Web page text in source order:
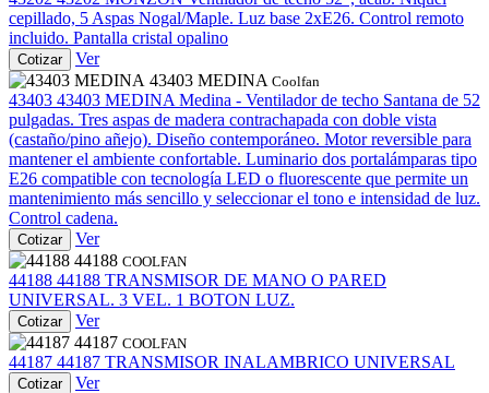
cepillado, 5 Aspas Nogal/Maple. Luz base 2xE26. Control remoto
incluido. Pantalla cristal opalino
Cotizar
Ver
43403 MEDINA Coolfan
43403 43403 MEDINA Medina - Ventilador de techo Santana de 52
pulgadas. Tres aspas de madera contrachapada con doble vista
(castaño/pino añejo). Diseño contemporáneo. Motor reversible para
mantener el ambiente confortable. Luminario dos portalámparas tipo
E26 compatible con tecnología LED o fluorescente que permite un
mantenimiento más sencillo y seleccionar el tono e intensidad de luz.
Control cadena.
Cotizar
Ver
44188 COOLFAN
44188 44188 TRANSMISOR DE MANO O PARED
UNIVERSAL. 3 VEL. 1 BOTON LUZ.
Cotizar
Ver
44187 COOLFAN
44187 44187 TRANSMISOR INALAMBRICO UNIVERSAL
Cotizar
Ver